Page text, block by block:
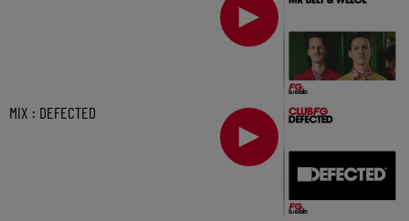
MIX : DEFECTED